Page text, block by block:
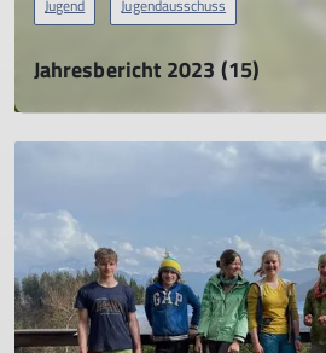
Jugend Jugendausschuss
Jahresbericht 2023 (15)
Jugendreferent